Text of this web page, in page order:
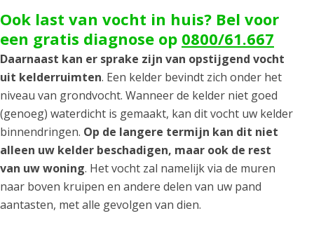
Ook last van vocht in huis? Bel voor
een gratis diagnose op 0800/61.667
Daarnaast kan er sprake zijn van opstijgend vocht
uit kelderruimten. Een kelder bevindt zich onder het
niveau van grondvocht. Wanneer de kelder niet goed
(genoeg) waterdicht is gemaakt, kan dit vocht uw kelder
binnendringen. Op de langere termijn kan dit niet
alleen uw kelder beschadigen, maar ook de rest
van uw woning. Het vocht zal namelijk via de muren
naar boven kruipen en andere delen van uw pand
aantasten, met alle gevolgen van dien.